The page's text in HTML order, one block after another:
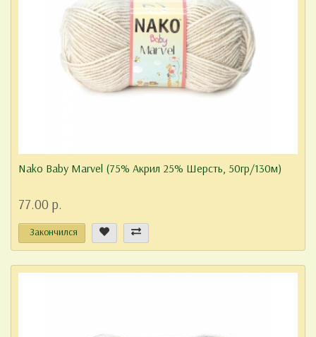
Nako Baby Marvel (75% Акрил 25% Шерсть, 50гр/130м)
77.00 р.
Закончился